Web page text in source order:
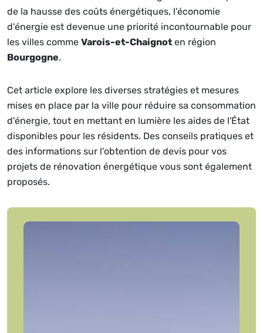
de la hausse des coûts énergétiques, l'économie
d'énergie est devenue une priorité incontournable pour
les villes comme Varois-et-Chaignot en région
Bourgogne.
Cet article explore les diverses stratégies et mesures
mises en place par la ville pour réduire sa consommation
d'énergie, tout en mettant en lumière les aides de l'État
disponibles pour les résidents. Des conseils pratiques et
des informations sur l'obtention de devis pour vos
projets de rénovation énergétique vous sont également
proposés.